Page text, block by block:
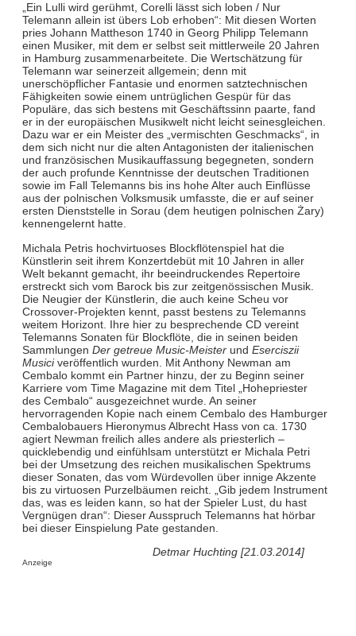
„Ein Lulli wird gerühmt, Corelli lässt sich loben / Nur
Telemann allein ist übers Lob erhoben“: Mit diesen Worten
pries Johann Mattheson 1740 in Georg Philipp Telemann
einen Musiker, mit dem er selbst seit mittlerweile 20 Jahren
in Hamburg zusammenarbeitete. Die Wertschätzung für
Telemann war seinerzeit allgemein; denn mit
unerschöpflicher Fantasie und enormen satztechnischen
Fähigkeiten sowie einem untrüglichen Gespür für das
Populäre, das sich bestens mit Geschäftssinn paarte, fand
er in der europäischen Musikwelt nicht leicht seinesgleichen.
Dazu war er ein Meister des „vermischten Geschmacks“, in
dem sich nicht nur die alten Antagonisten der italienischen
und französischen Musikauffassung begegneten, sondern
der auch profunde Kenntnisse der deutschen Traditionen
sowie im Fall Telemanns bis ins hohe Alter auch Einflüsse
aus der polnischen Volksmusik umfasste, die er auf seiner
ersten Dienststelle in Sorau (dem heutigen polnischen Żary)
kennengelernt hatte.
Michala Petris hochvirtuoses Blockflötenspiel hat die
Künstlerin seit ihrem Konzertdebüt mit 10 Jahren in aller
Welt bekannt gemacht, ihr beeindruckendes Repertoire
erstreckt sich vom Barock bis zur zeitgenössischen Musik.
Die Neugier der Künstlerin, die auch keine Scheu vor
Crossover-Projekten kennt, passt bestens zu Telemanns
weitem Horizont. Ihre hier zu besprechende CD vereint
Telemanns Sonaten für Blockflöte, die in seinen beiden
Sammlungen Der getreue Music-Meister und Eserciszii
Musiciveröffentlich wurden. Mit Anthony Newman am
Cembalo kommt ein Partner hinzu, der zu Beginn seiner
Karriere vom Time Magazine mit dem Titel „Hohepriester
des Cembalo“ ausgezeichnet wurde. An seiner
hervorragenden Kopie nach einem Cembalo des Hamburger
Cembalobauers Hieronymus Albrecht Hass von ca. 1730
agiert Newman freilich alles andere als priesterlich –
quicklebendig und einfühlsam unterstützt er Michala Petri
bei der Umsetzung des reichen musikalischen Spektrums
dieser Sonaten, das vom Würdevollen über innige Akzente
bis zu virtuosen Purzelbäumen reicht. „Gib jedem Instrument
das, was es leiden kann, so hat der Spieler Lust, du hast
Vergnügen dran“: Dieser Ausspruch Telemanns hat hörbar
bei dieser Einspielung Pate gestanden.
Detmar Huchting [21.03.2014]
Anzeige